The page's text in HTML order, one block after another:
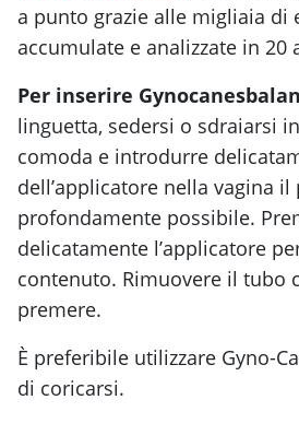
a punto grazie alle migliaia di
accumulate e analizzate in 20
Per inserire
linguetta, sedersi o sdraiarsi
comoda e introdurre
dell’applicatore nella vagina il
profondamente possibile.
delicatamente l’applicatore
contenuto. Rimuovere il tubo
premere.
È preferibile utilizzare Gyno-
di coricarsi.